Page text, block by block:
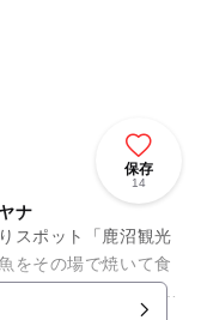
保存
14
ナ
スポット「鹿沼観光
をその場で焼いて食